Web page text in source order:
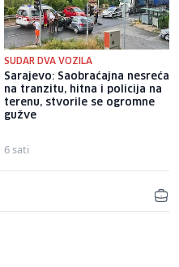
SUDAR DVA VOZILA
Sarajevo: Saobraćajna nesreća
na tranzitu, hitna i policija na
terenu, stvorile se ogromne
gužve
6 sati